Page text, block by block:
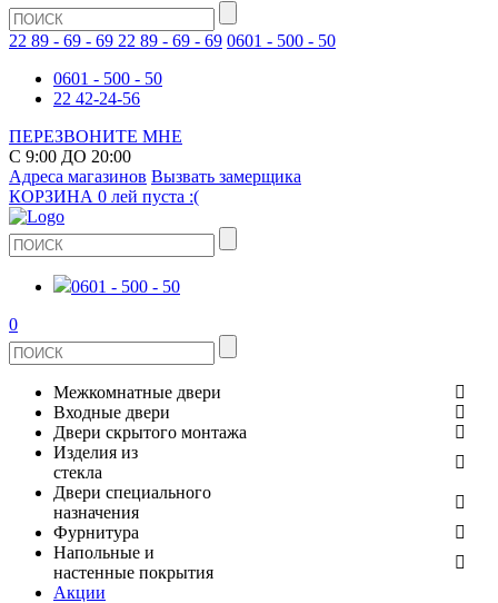
22 89 - 69 - 69 22 89 - 69 - 69 0601 - 500 - 50
0601 - 500 - 50
22 42-24-56
ПЕРЕЗВОНИТЕ МНЕ
С 9:00 ДО 20:00
Адреса магазинов Вызвать замерщика
КОРЗИНА 0 лей пуста :(
0601 - 500 - 50
0
Межкомнатные двери
ШПОНИРОВАНЫЕ
ЭКОШПОН
ЭМАЛЬ
ИЗ МАССИВА СОСНЫ
Входные двери
МЕТАЛЛИЧЕСКИЕ ДВЕРИ
В КВАРТИРУ
ДЛЯ ДОМА
Двери скрытого монтажа
СТЕКЛЯННЫЕ
ЗЕРКАЛЬНЫЕ
КЕРАМОГРАНИТ
Изделия из
стекла
ДВЕРИ
ДУШЕВЫЕ КАБИНЫ И ПЕРЕГОРОДКИ
Двери специального
назначения
ПРОТИВОПОЖАРНЫЕ
Фурнитура
ДВЕРНЫЕ РУЧКИ
Напольные и
настенные покрытия
Акции